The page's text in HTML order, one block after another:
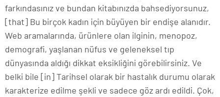
farkındasınız ve bundan kitabınızda bahsediyorsunuz,
[that] Bu birçok kadın için büyüyen bir endişe alanıdır.
Web aramalarında, ürünlere olan ilginin, menopoz,
demografi, yaşlanan nüfus ve geleneksel tıp
dünyasında aldığı dikkat eksikliğini görebilirsiniz. Ve
belki bile [in] Tarihsel olarak bir hastalık durumu olarak
karakterize edilme şekli ve sadece göz ardı edildi. Çok,